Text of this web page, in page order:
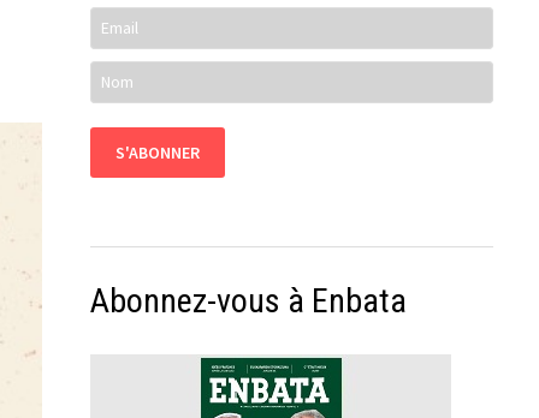
Abonnez-vous à Enbata